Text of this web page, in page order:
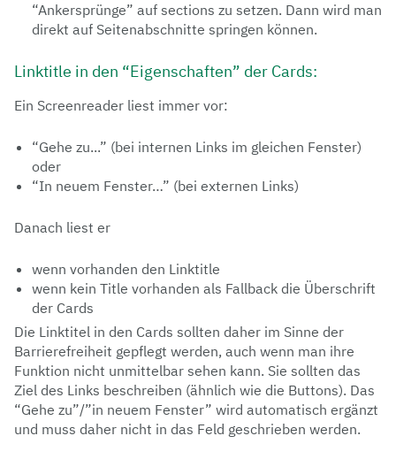
“Ankersprünge” auf sections zu setzen. Dann wird man
direkt auf Seitenabschnitte springen können.
Linktitle in den “Eigenschaften” der Cards:
Ein Screenreader liest immer vor:
“Gehe zu...” (bei internen Links im gleichen Fenster)
oder
“In neuem Fenster…” (bei externen Links)
Danach liest er
wenn vorhanden den Linktitle
wenn kein Title vorhanden als Fallback die Überschrift
der Cards
Die Linktitel in den Cards sollten daher im Sinne der
Barrierefreiheit gepflegt werden, auch wenn man ihre
Funktion nicht unmittelbar sehen kann. Sie sollten das
Ziel des Links beschreiben (ähnlich wie die Buttons). Das
“Gehe zu”/”in neuem Fenster” wird automatisch ergänzt
und muss daher nicht in das Feld geschrieben werden.